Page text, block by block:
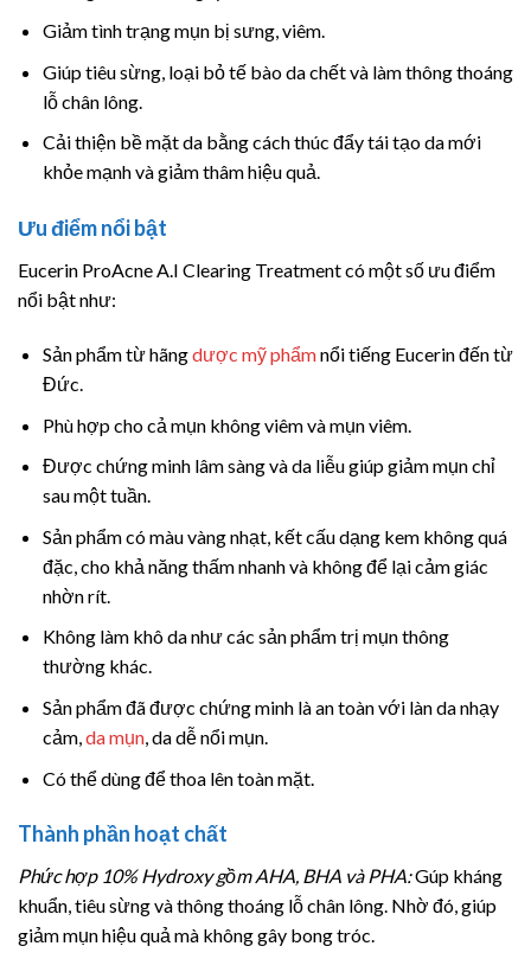
Giảm tình trạng mụn bị sưng, viêm.
Giúp tiêu sừng, loại bỏ tế bào da chết và làm thông thoáng
lỗ chân lông.
Cải thiện bề mặt da bằng cách thúc đẩy tái tạo da mới
khỏe mạnh và giảm thâm hiệu quả.
Ưu điểm nổi bật
Eucerin ProAcne A.I Clearing Treatment có một số ưu điểm
nổi bật như:
Sản phẩm từ hãngdược mỹ phẩmnổi tiếng Eucerin đến từ
Đức.
Phù hợp cho cả mụn không viêm và mụn viêm.
Được chứng minh lâm sàng và da liễu giúp giảm mụn chỉ
sau một tuần.
Sản phẩm có màu vàng nhạt, kết cấu dạng kem không quá
đặc, cho khả năng thấm nhanh và không để lại cảm giác
nhờn rít.
Không làm khô da như các sản phẩm trị mụn thông
thường khác.
Sản phẩm đã được chứng minh là an toàn với làn da nhạy
cảm,da mụn, da dễ nổi mụn.
Có thể dùng để thoa lên toàn mặt.
Thành phần hoạt chất
Phức hợp 10% Hydroxy gồm AHA, BHA và PHA:Gúp kháng
khuẩn, tiêu sừng và thông thoáng lỗ chân lông. Nhờ đó, giúp
giảm mụn hiệu quả mà không gây bong tróc.